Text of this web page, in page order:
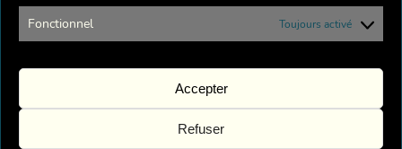
Fonctionnel Toujours activé
Accepter
Refuser
l’Académie et de la Commune, ce spectacle allait donner
naissance à une petite troupe.
Notre but est de présenter des spectacles de qualité à
un public le plus large possible, sans se limiter à un
type particulier de répertoire. Nous avons à cœur de